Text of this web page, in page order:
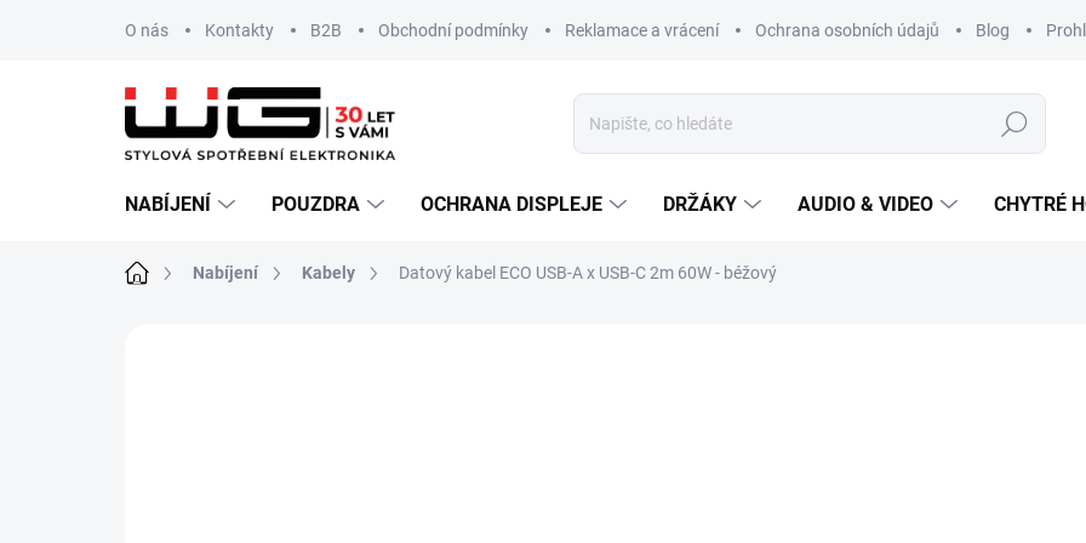
O nás Kontakty B2B Obchodní podmínky Reklamace a vrácení Ochrana osobních údajů Blog
Hledat
NABÍJENÍ POUZDRA OCHRANA DISPLEJE DRŽÁKY AUDIO & VIDEO CHYTRÉ
Domů Nabíjení Kabely Datový kabel ECO USB-A x USB-C 2m 60W - béžový